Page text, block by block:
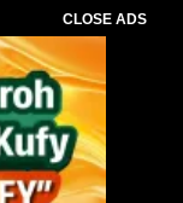
CLOSE ADS